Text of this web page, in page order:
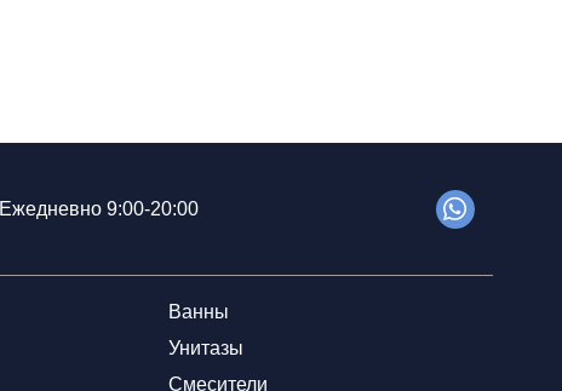
Ежедневно 9:00-20:00
Ванны
Унитазы
Смесители